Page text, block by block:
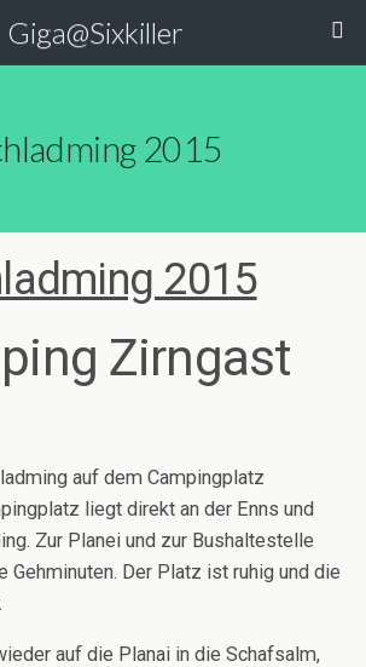
Giga@Sixkiller
2015
2015
Zirngast
auf dem Campingplatz
liegt direkt an der Enns und
Zur Planei und zur Bushaltestelle
Gehminuten. Der Platz ist ruhig und die
auf die Planai in die Schafsalm,